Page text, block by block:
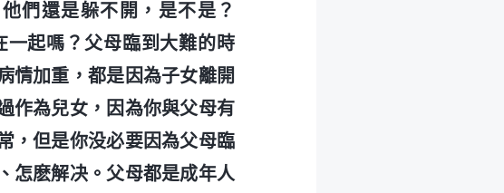
們還是躲不開，是不是？
起嗎？父母臨到大難的時
情加重，都是因為子女離開
作為兒女，因為你與父母有
，但是你没必要因為父母臨
怎麽解决。父母都是成年人